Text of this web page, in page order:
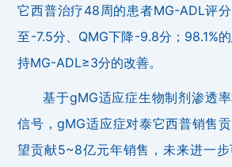
它西普治疗48周的患者MG-ADL评
至-7.5分、QMG下降-9.8分；98.1%
持MG-ADL≥3分的改善。
基于gMG适应症生物制剂渗透
信号，gMG适应症对泰它西普销售
望贡献5~8亿元年销售，未来进一